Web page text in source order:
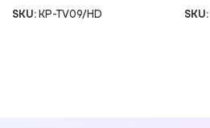
SKU:KP-TV09/HD SKU: